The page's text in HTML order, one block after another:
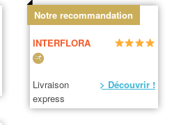
Notre recommandation
INTERFLORA
Livraison
express
> Découvrir !